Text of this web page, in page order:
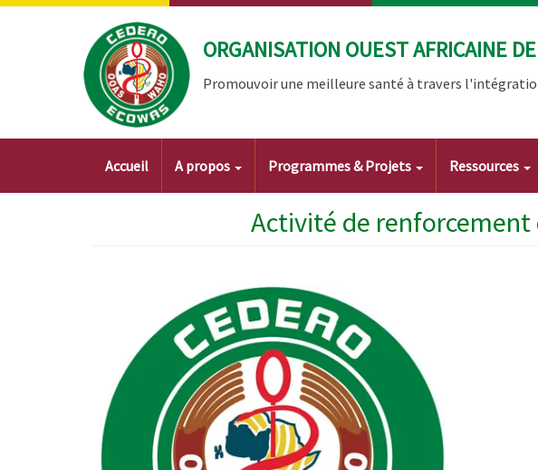
Aller
ORGANISATION OUEST AFRICAINE
Promouvoir une meilleure santé à travers
Main
navigation
Accueil A propos Programmes & Projets Ressources
Activité de renforcement